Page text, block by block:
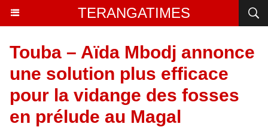
TERANGATIMES
Touba – Aïda Mbodj annonce
une solution plus efficace
pour la vidange des fosses
en prélude au Magal